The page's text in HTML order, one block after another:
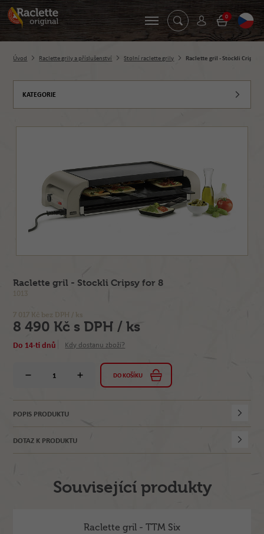
0
Úvod Raclette grily a příslušenství Stolní raclette grily Raclette gril - Stockli Cripsy
KATEGORIE
Raclette gril - Stockli Cripsy for 8
1013
7 017 Kč bez DPH / ks
8 490 Kč s DPH / ks
Do 14-ti dnů Kdy dostanu zboží?
DO KOŠÍKU
POPIS PRODUKTU
DOTAZ K PRODUKTU
Související produkty
Raclette gril - TTM Six